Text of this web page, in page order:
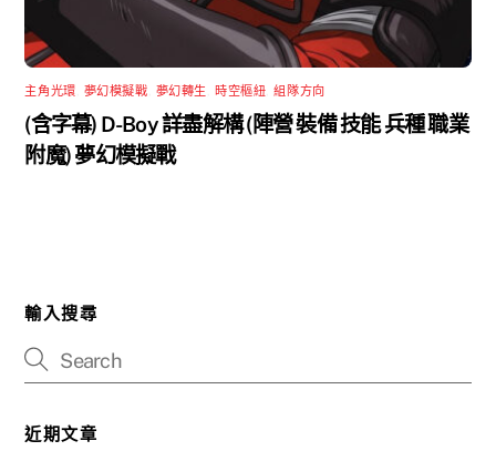
主角光環 夢幻模擬戰 夢幻轉生 時空樞紐 ,組隊方向
(含字幕) D-Boy 詳盡解構 (陣營 裝備 技能 兵種 職業
附魔) 夢幻模擬戰
輸入搜尋
近期文章